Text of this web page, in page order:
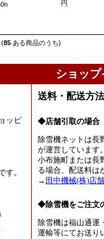
円
(85 ある商品のうち)
ショッ
ッピ
す。
送料・配送方
◆店舗引取の場合
除雪機ネットは長
が運営しています
小布施町または長
る場合、配送料は
→ 田中機械(株)店
◆除雪機をご注文
除雪機は福山通運
運輸等にてお送り